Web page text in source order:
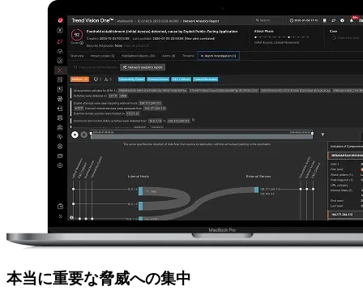
本当に重要な脅威への集中